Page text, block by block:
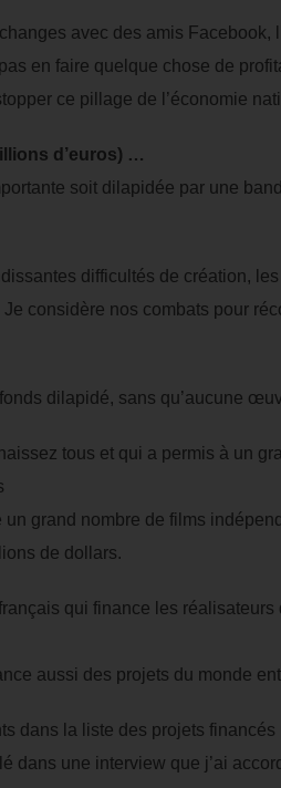
avec des amis Facebook,
en faire quelque chose de
ce pillage de l’économie
d’euros) …
soit dilapidée par une
difficultés de création,
considère nos combats pour
dilapidé, sans qu’aucune
tous et qui a permis à un
grand nombre de films
de dollars.
qui finance les
aussi des projets du monde
dans la liste des projets
dans une interview que j’ai